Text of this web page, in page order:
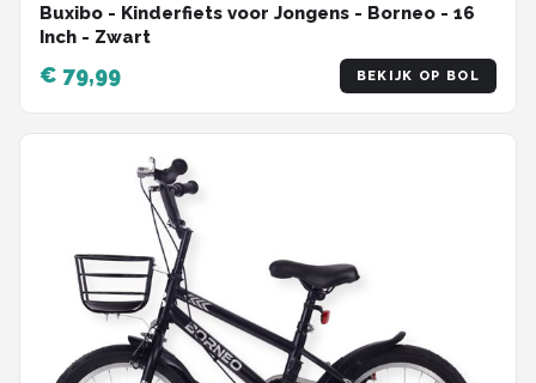
Buxibo - Kinderfiets voor Jongens - Borneo - 16
Inch - Zwart
€ 79,99 BEKIJK OP BOL